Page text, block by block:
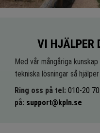
VI HJÄLPER
Med vår mångåriga
tekniska lösningar så
Ring oss på tel: 010-20
på: support@kpln.se